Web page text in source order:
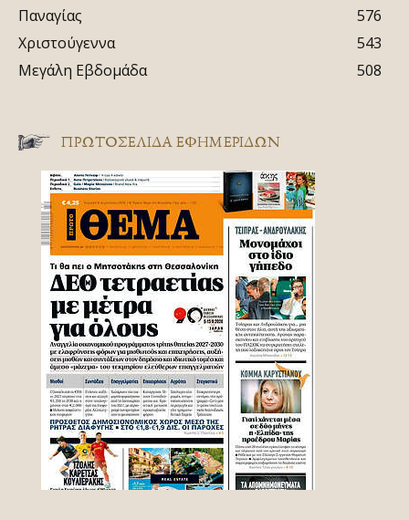
Παναγίας
576
Χριστούγεννα
543
Μεγάλη Εβδομάδα
508
ΠΡΩΤΟΣΈΛΙΔΑ ΕΦΗΜΕΡΊΔΩΝ